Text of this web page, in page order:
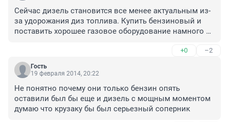
Сейчас дизель становится все менее актуальным из-
за удорожания диз топлива. Купить бензиновый и
поставить хорошее газовое оборудование намного
+0 –2
Гость
19 февраля 2014, 20:22
Не понятно почему они только бензин опять
оставили был бы еще и дизель с мощным моментом
думаю что крузаку бы был серьезный соперник